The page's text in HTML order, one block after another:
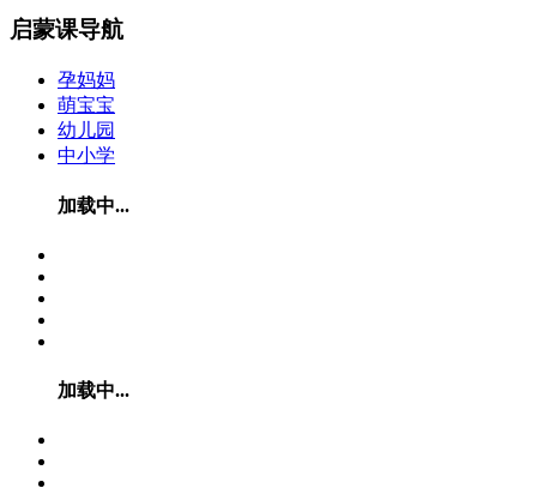
启蒙课导航
孕妈妈
萌宝宝
幼儿园
中小学
加载中...
加载中...